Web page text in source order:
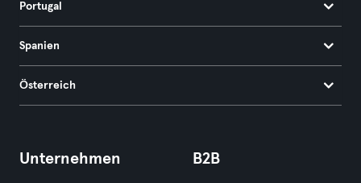
Portugal
Spanien
Österreich
Unternehmen B2B